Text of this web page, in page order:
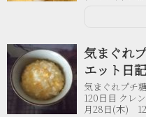
気まぐれ
エット日
気まぐれプチ
120日目 クレ
月28日(木)